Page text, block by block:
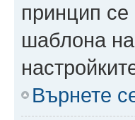
принцип се
шаблона
Върнете